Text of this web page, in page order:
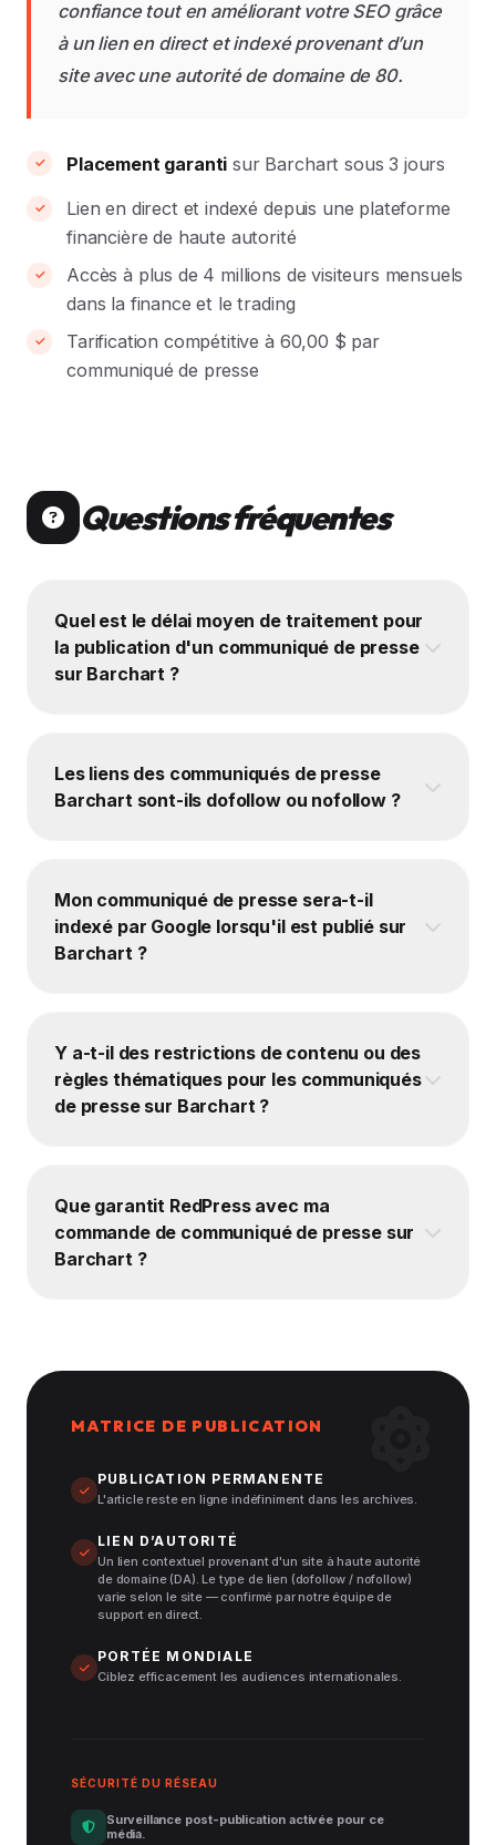
confiance tout en améliorant votre SEO grâce
à un lien en direct et indexé provenant d’un
site avec une autorité de domaine de 80.
Placement garanti sur Barchart sous 3 jours
Lien en direct et indexé depuis une plateforme
financière de haute autorité
Accès à plus de 4 millions de visiteurs mensuels
dans la finance et le trading
Tarification compétitive à 60,00 $ par
communiqué de presse
Questions fréquentes
Quel est le délai moyen de traitement pour
la publication d'un communiqué de presse
sur Barchart ?
Les liens des communiqués de presse
Barchart sont-ils dofollow ou nofollow ?
Mon communiqué de presse sera-t-il
indexé par Google lorsqu'il est publié sur
Barchart ?
Y a-t-il des restrictions de contenu ou des
règles thématiques pour les communiqués
de presse sur Barchart ?
Que garantit RedPress avec ma
commande de communiqué de presse sur
Barchart ?
MATRICE DE PUBLICATION
PUBLICATION PERMANENTE
L'article reste en ligne indéfiniment dans les archives.
LIEN D’AUTORITÉ
Un lien contextuel provenant d'un site à haute autorité
de domaine (DA). Le type de lien (dofollow / nofollow)
varie selon le site — confirmé par notre équipe de
support en direct.
PORTÉE MONDIALE
Ciblez efficacement les audiences internationales.
SÉCURITÉ DU RÉSEAU
Surveillance post-publication activée pour ce
média.